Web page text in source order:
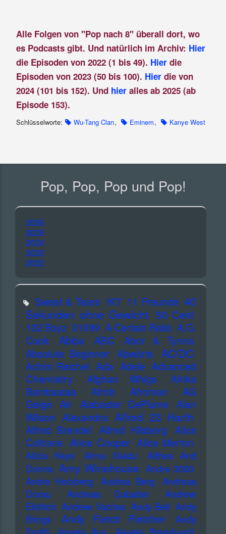
Alle Folgen von "Pop nach 8" überall dort, wo
es Podcasts gibt. Und natürlich im Archiv: Hier
die Episoden von 2022 (1 bis 49). Hierdie
Episoden von 2023 (50 bis 100). Hier die von
2024 (101 bis 152). Und hier alles ab 2025 (ab
Episode 153).
Schlüsselworte: Wu-Tang Clan, Eminem, Kanye West
Pop, Pop, Pop und Pop!
2026
2025
2024
2023
2022
Sweat & Tears !K7 11 Freunde 40
Sekunden ohne Gewicht 50 Cent
102 Boyz 01099 A Certain Ratio A.G.
Cook
Abba ABC
Abor & Tynna
Absolute Beginner Abwärts AC/DC
Achim Reichel Ada Adele Advanced
Chemistry
Afghan Whigs
Afrika
Bambaataa
Afrob Afroman
AG
Geige
Air Alabaster DePlume
Alan
Wilson Alexandra Alfred 23 Harth
Alfred Brendel Alfred Hilsberg
Alice
Coltrane Alice Cooper Alice Merton
Alicia Keys Alma Naidu
Althea And
Donna Amy Winehouse Andre 3000
Andre Herzberg
Andrea Berg
Andreas
Dorau
Andreas Gabalier
Andrew
Eldritch Andrew Vachss Andy Bell Andy
Brings
Andy Fletch Fletcher
Andy